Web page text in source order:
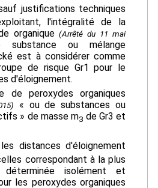
justifications techniques
l'intégralité de la
organique(Arrêté du 11 mai
ou mélange
est à considérer comme
de risque Gr1 pour le
d'éloignement.
de peroxydes organiques
« ou de substances ou
» de masse m3 de Gr3 et
distances d'éloignement
correspondant à la plus
déterminée isolément et
les peroxydes organiques